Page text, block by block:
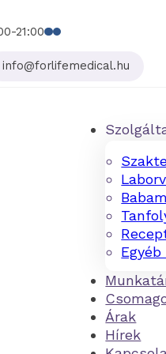
21:00Follow us on
Follow us on
info@forlifemedical.hu
Árak
Hírek